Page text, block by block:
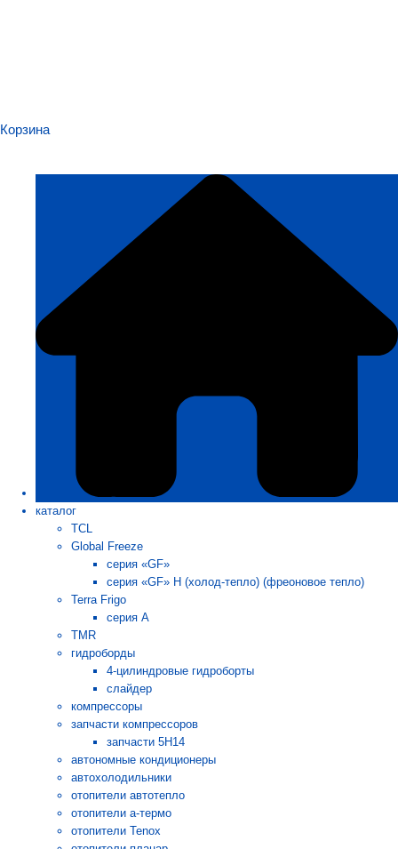
Корзина
каталог
TCL
Global Freeze
серия «GF»
серия «GF» H (холод-тепло) (фреоновое тепло)
Terra Frigo
серия А
TMR
гидроборды
4-цилиндровые гидроборты
слайдер
компрессоры
запчасти компрессоров
запчасти 5H14
автономные кондиционеры
автохолодильники
отопители автотепло
отопители а-термо
отопители Tenox